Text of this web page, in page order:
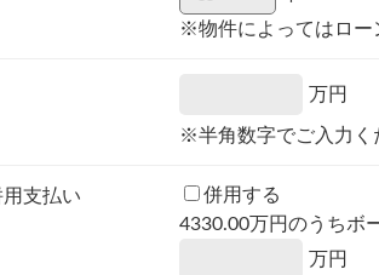
※物件によってはロー
万円
※半角数字でご入力く
支払い
併用する
4330.00万円のうちボ
万円